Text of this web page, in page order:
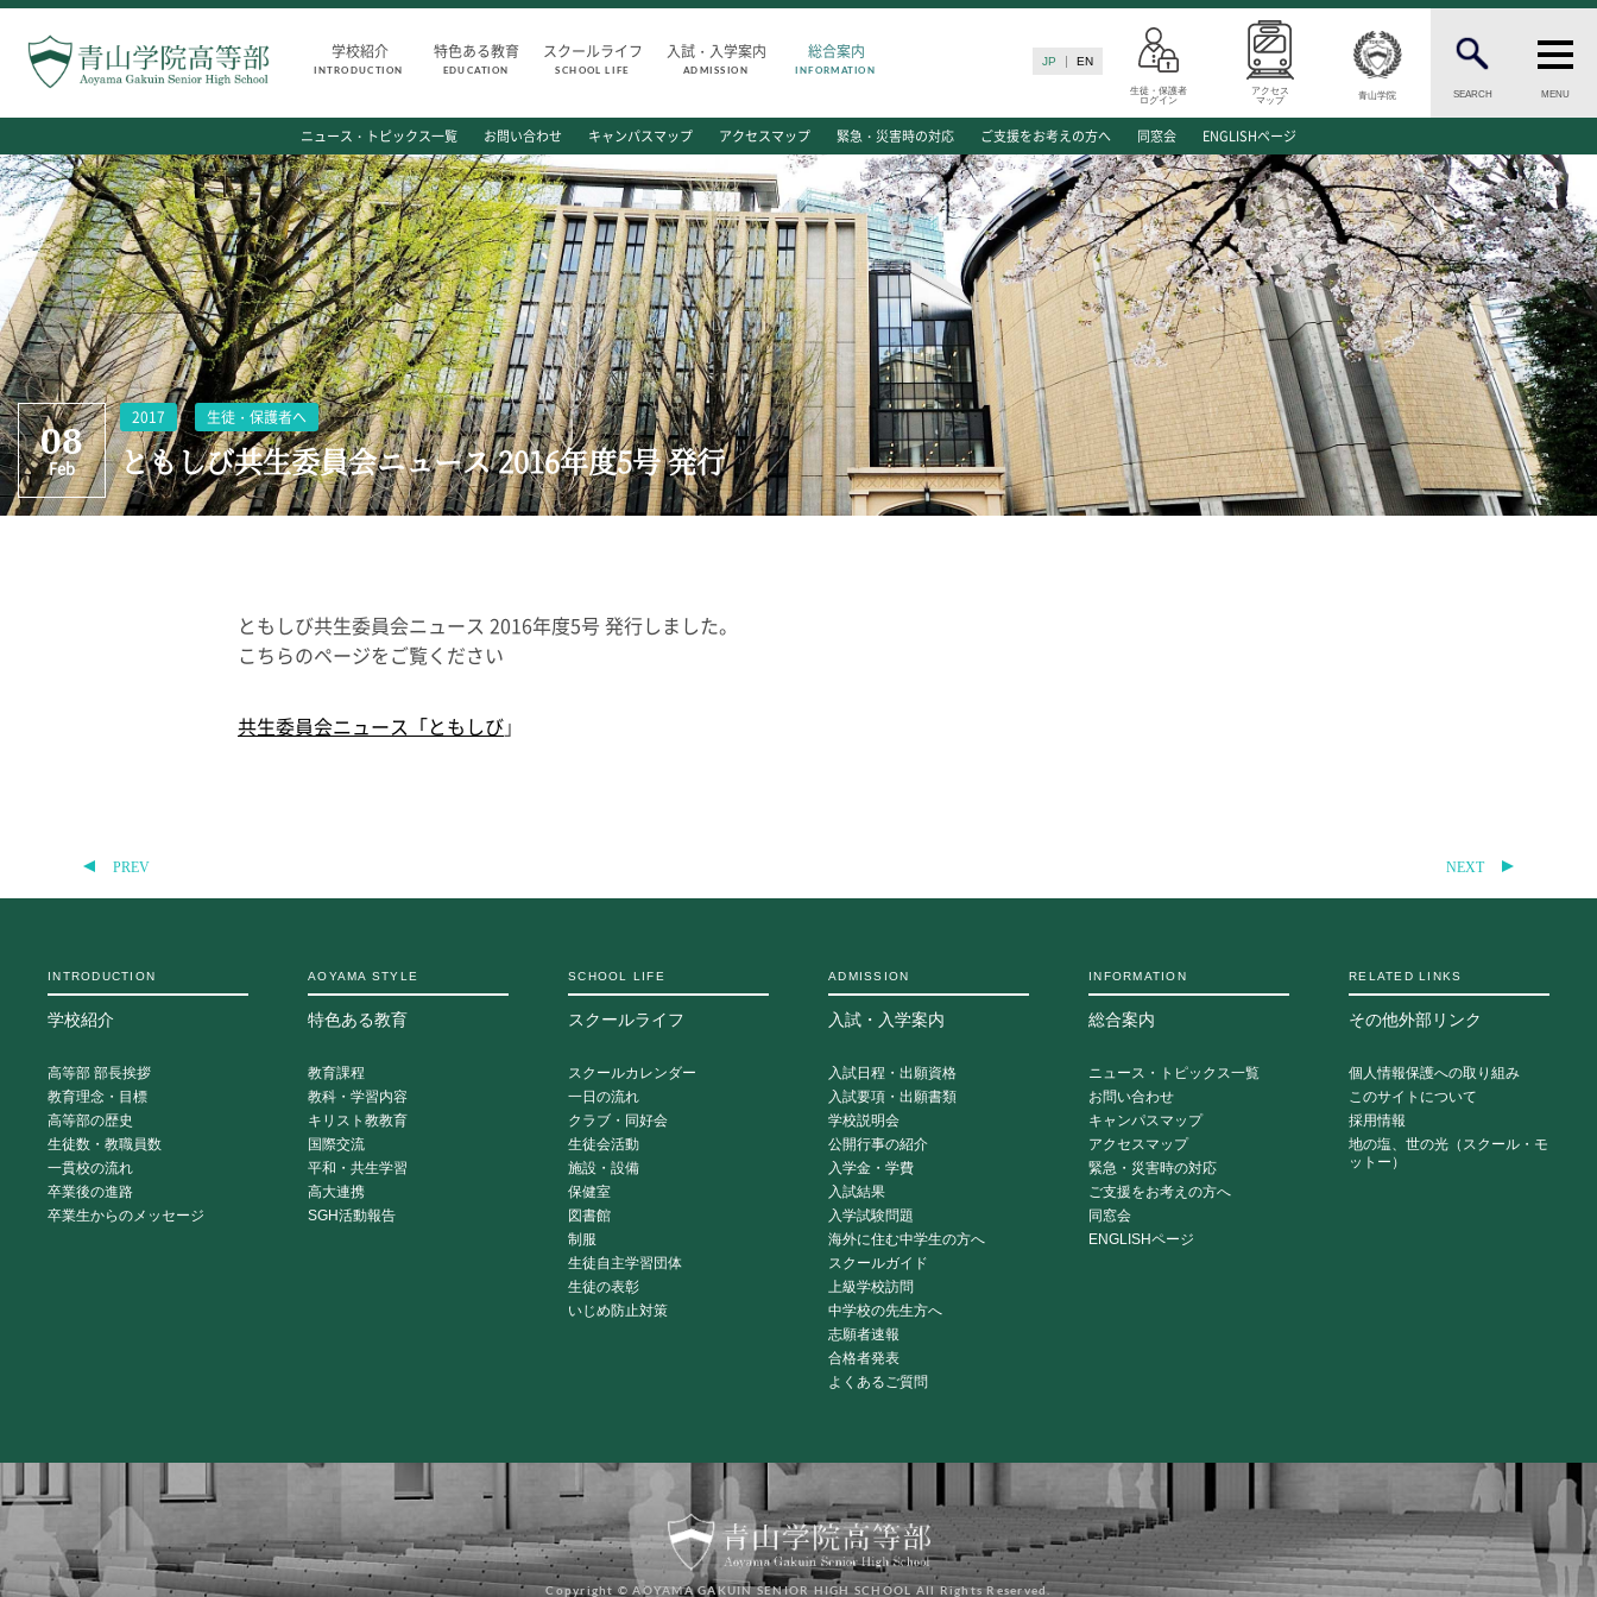
学校紹介
INTRODUCTION
特色ある教育
EDUCATION
スクールライフ
SCHOOL LIFE
入試・入学案内
ADMISSION
総合案内
INFORMATION
JP EN
生徒・保護者
ログイン
アクセス
マップ
青山学院 SEARCH MENU
学校紹介
高等部 部長挨拶
教育理念・目標
高等部の歴史
生徒数・教職員数
一貫校の流れ
卒業後の進路
卒業生からのメッセージ
AOYAMA STYLE
特色ある教育
教育課程
教科・学習内容
キリスト教教育
国際交流
平和・共生学習
高大連携
SGH活動報告
SCHOOL LIFE
スクールライフ
スクールカレンダー
一日の流れ
クラブ・同好会
生徒会活動
施設・設備
保健室
図書館
制服
生徒自主学習団体
生徒の表彰
いじめ防止対策
ADMISSION
入試・入学案内
入試日程・出願資格
入試要項・出願書類
学校説明会
公開行事の紹介
入学金・学費
入試結果
入学試験問題
海外に住む中学生の方へ
スクールガイド
上級学校訪問
中学校の先生方へ
INFORMATION
総合案内
ニュース・トピックス一覧
お問い合わせ
キャンパスマップ
アクセスマップ
緊急・災害時の対応
ご支援をお考えの方へ
同窓会
ENGLISHページ
個人情報保護への取り組み
このサイトについて
採用情報
ニュース・トピックス一覧 お問い合わせ キャンパスマップ アクセスマップ 緊急・災害時の対応 ご支援をお考えの方へ 同窓会 ENGLISHページ
08
Feb
2017 生徒・保護者へ
ともしび共生委員会ニュース 2016年度5号 発行
ともしび共生委員会ニュース 2016年度5号 発行しました。
こちらのページをご覧ください
共生委員会ニュース「ともしび」
PREV NEXT
INTRODUCTION
学校紹介
高等部 部長挨拶
教育理念・目標
高等部の歴史
生徒数・教職員数
一貫校の流れ
卒業後の進路
卒業生からのメッセージ
AOYAMA STYLE
特色ある教育
教育課程
教科・学習内容
キリスト教教育
国際交流
平和・共生学習
高大連携
SGH活動報告
SCHOOL LIFE
スクールライフ
スクールカレンダー
一日の流れ
クラブ・同好会
生徒会活動
施設・設備
保健室
図書館
制服
生徒自主学習団体
生徒の表彰
いじめ防止対策
ADMISSION
入試・入学案内
入試日程・出願資格
入試要項・出願書類
学校説明会
公開行事の紹介
入学金・学費
入試結果
入学試験問題
海外に住む中学生の方へ
スクールガイド
上級学校訪問
中学校の先生方へ
志願者速報
合格者発表
よくあるご質問
INFORMATION
総合案内
ニュース・トピックス一覧
お問い合わせ
キャンパスマップ
アクセスマップ
緊急・災害時の対応
ご支援をお考えの方へ
同窓会
ENGLISHページ
RELATED LINKS
その他外部リンク
個人情報保護への取り組み
このサイトについて
採用情報
地の塩、世の光（スクール・モ
ットー）
Copyright © AOYAMA GAKUIN SENIOR HIGH SCHOOL All Rights Reserved.